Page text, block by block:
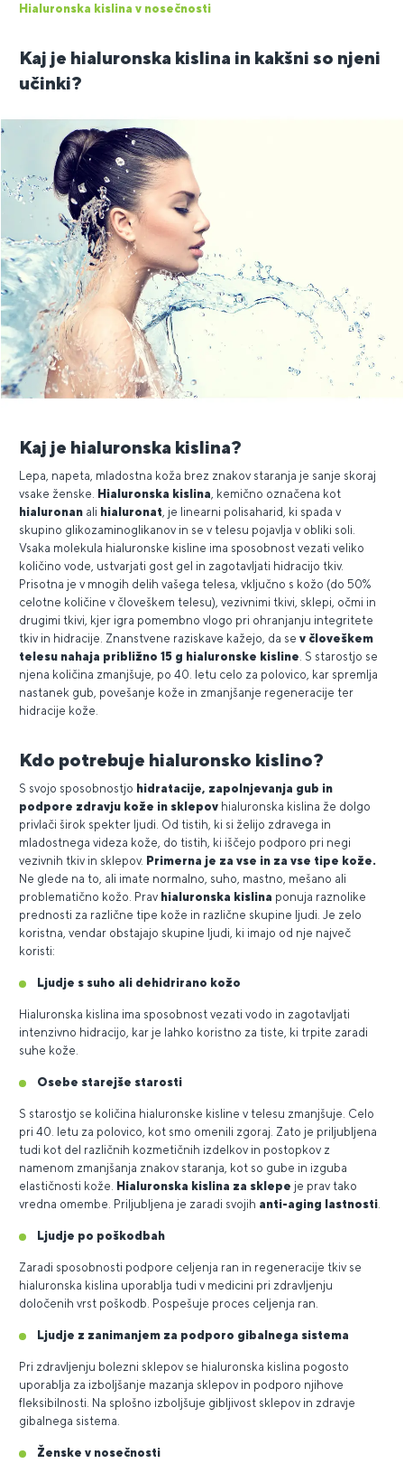
Hialuronska kislina v nosečnosti
Kaj je hialuronska kislina in kakšni so njeni
učinki?
Kaj je hialuronska kislina?
Lepa, napeta, mladostna koža brez znakov staranja je sanje skoraj
vsake ženske.
Hialuronska kislina , kemično označena kot
hialuronan ali hialuronat , je linearni polisaharid, ki spada v
skupino glikozaminoglikanov in se v telesu pojavlja v obliki soli.
Vsaka molekula hialuronske kisline ima sposobnost vezati veliko
količino vode, ustvarjati gost gel in zagotavljati hidracijo tkiv.
Prisotna je v mnogih delih vašega telesa, vključno s kožo (do 50%
celotne količine v človeškem telesu), vezivnimi tkivi, sklepi, očmi in
drugimi tkivi, kjer igra pomembno vlogo pri ohranjanju integritete
tkiv in hidracije. Znanstvene raziskave kažejo, da se v človeškem
telesu nahaja približno 15 g hialuronske kisline . S starostjo se
njena količina zmanjšuje, po 40. letu celo za polovico, kar spremlja
nastanek gub, povešanje kože in zmanjšanje regeneracije ter
hidracije kože.
Kdo potrebuje hialuronsko kislino?
S svojo sposobnostjo hidratacije, zapolnjevanja gub in
podpore zdravju kože in sklepov hialuronska kislina že dolgo
privlači širok spekter ljudi. Od tistih, ki si želijo zdravega in
mladostnega videza kože, do tistih, ki iščejo podporo pri negi
vezivnih tkiv in sklepov. Primerna je za vse in za vse tipe kože.
Ne glede na to, ali imate normalno, suho, mastno, mešano ali
problematično kožo. Prav hialuronska kislina ponuja raznolike
prednosti za različne tipe kože in različne skupine ljudi. Je zelo
koristna, vendar obstajajo skupine ljudi, ki imajo od nje največ
koristi:
Ljudje s suho ali dehidrirano kožo
Hialuronska kislina ima sposobnost vezati vodo in zagotavljati
intenzivno hidracijo, kar je lahko koristno za tiste, ki trpite zaradi
suhe kože.
Osebe starejše starosti
S starostjo se količina hialuronske kisline v telesu zmanjšuje. Celo
pri 40. letu za polovico, kot smo omenili zgoraj. Zato je priljubljena
tudi kot del različnih kozmetičnih izdelkov in postopkov z
namenom zmanjšanja znakov staranja, kot so gube in izguba
elastičnosti kože.
Hialuronska kislina za sklepe je prav tako
vredna omembe. Priljubljena je zaradi svojih anti-aging lastnosti
Ljudje po poškodbah
Zaradi sposobnosti podpore celjenja ran in regeneracije tkiv se
hialuronska kislina uporablja tudi v medicini pri zdravljenju
določenih vrst poškodb. Pospešuje proces celjenja ran.
Ljudje z zanimanjem za podporo gibalnega sistema
Pri zdravljenju bolezni sklepov se hialuronska kislina pogosto
uporablja za izboljšanje mazanja sklepov in podporo njihove
fleksibilnosti. Na splošno izboljšuje gibljivost sklepov in zdravje
gibalnega sistema.
Ženske v nosečnosti